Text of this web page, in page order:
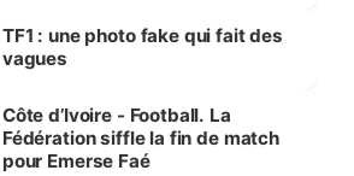
sur la scène internationale »
TF1 : une photo fake qui fait des
vagues
Côte d’Ivoire - Football. La
Fédération siffle la fin de match
pour Emerse Faé